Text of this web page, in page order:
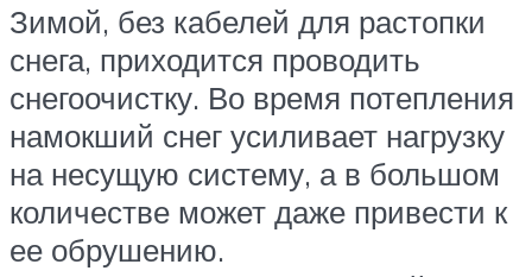
Зимой, без кабелей для растопки
снега, приходится проводить
снегоочистку. Во время потепления
намокший снег усиливает нагрузку
на несущую систему, а в большом
количестве может даже привести к
ее обрушению.